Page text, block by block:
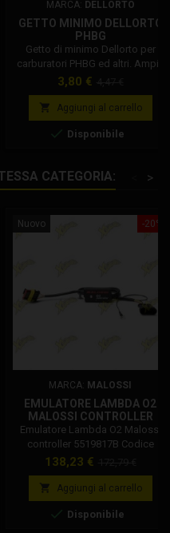
MARCA: DELLORTO
GETTO MINIMO DELLORTO
PHBG
Getto di minimo Dellorto per
carburatori PHBG ed altri. Ampia
gamma di getti di minimoto
desiderata da 30 a 70. Codice
Dellorto: 1488x02
Prezzo
3,80 €
base
 Aggiungi al carrello
 Disponibile
CATEGORIA: >
-20%
Nuovo
MARCA: MALOSSI
EMULATORE LAMBDA O2
MALOSSI CONTROLLER
5519817B
Emulatore Lambda O2 Malossi
controller 5519817B Codice
Malossi: 5519817B
Prezzo
138,23 €
base
 Aggiungi al carrello
 Disponibile